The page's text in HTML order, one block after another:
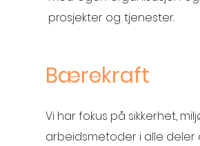
prosjekter og tjenester.
Bærekraft
Vi har fokus på sikkerhet,
arbeidsmetoder i alle deler